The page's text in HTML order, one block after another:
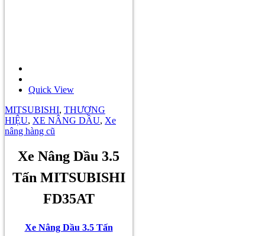
Quick View
MITSUBISHI, THƯƠNG
HIỆU, XE NÂNG DẦU, Xe
nâng hàng cũ
Xe Nâng Dầu 3.5
Tấn MITSUBISHI
FD35AT
Xe Nâng Dầu 3.5 Tấn